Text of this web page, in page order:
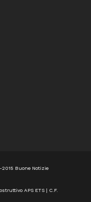
Buone Notizie
APS ETS | C.F.